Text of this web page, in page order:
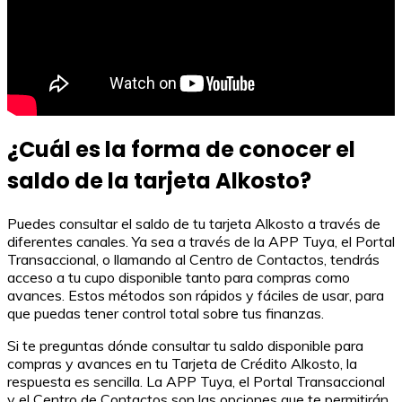
¿Cuál es la forma de conocer el
saldo de la tarjeta Alkosto?
Puedes consultar el saldo de tu tarjeta Alkosto a través de
diferentes canales. Ya sea a través de la APP Tuya, el Portal
Transaccional, o llamando al Centro de Contactos, tendrás
acceso a tu cupo disponible tanto para compras como
avances. Estos métodos son rápidos y fáciles de usar, para
que puedas tener control total sobre tus finanzas.
Si te preguntas dónde consultar tu saldo disponible para
compras y avances en tu Tarjeta de Crédito Alkosto, la
respuesta es sencilla. La APP Tuya, el Portal Transaccional